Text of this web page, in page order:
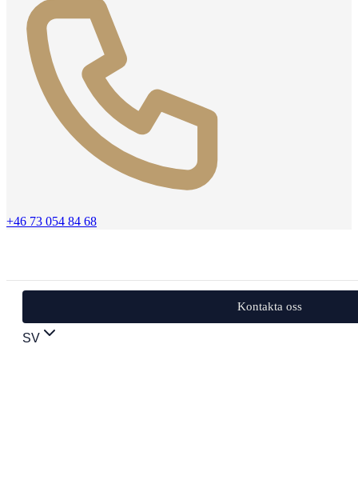
+46 73 054 84 68
Kontakta oss
SV